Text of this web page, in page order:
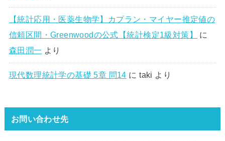
【統計応用・医薬生物学】カプラン・マイヤー推定値の
信頼区間・Greenwoodの公式【統計検定1級対策】
に
森田潤一 より
現代数理統計学の基礎 5章 問14 にtaki より
お問い合わせ先